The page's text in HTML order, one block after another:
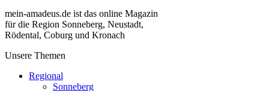
mein-amadeus.de ist das online Magazin
für die Region Sonneberg, Neustadt,
Rödental, Coburg und Kronach
Unsere Themen
Regional
Sonneberg